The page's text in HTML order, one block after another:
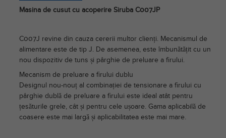
Masina de cusut cu acoperire Siruba C007JP
C007J revine din cauza cererii multor clienți. Mecanismul de
alimentare este de tip J. De asemenea, este îmbunătățit cu un
nou dispozitiv de tuns și pârghie de preluare a firului.
Mecanism de preluare a firului dublu
Designul nou-nouț al combinației de tensionare a firului cu
pârghie dublă de preluare a firului este ideal atât pentru
țesăturile grele, cât și pentru cele ușoare. Gama aplicabilă de
coasere este mai largă și aplicabilitatea este mai mare.